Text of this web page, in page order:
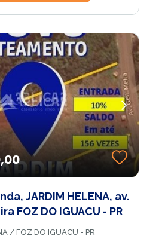
JARDIM HELENA, av.
FOZ DO IGUACU - PR
/ FOZ DO IGUACU - PR